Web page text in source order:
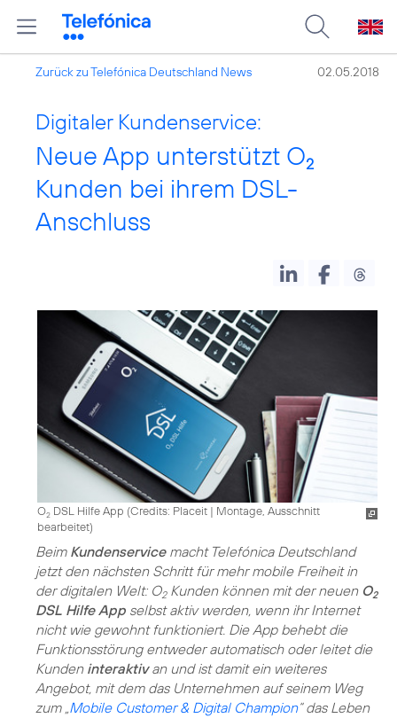
Zurück zu Telefónica Deutschland News 02.05.2018
Digitaler Kundenservice:
Neue App unterstützt O2
Kunden bei ihrem DSL-
Anschluss
O2 DSL Hilfe App (Credits: Placeit | Montage, Ausschnitt
bearbeitet)
Beim Kundenservicemacht Telefónica Deutschland
jetzt den nächsten Schritt für mehr mobile Freiheit in
der digitalen Welt: O2Kunden können mit der neuen O2
DSL Hilfe App selbst aktiv werden, wenn ihr Internet
nicht wie gewohnt funktioniert. Die App behebt die
Funktionsstörung entweder automatisch oder leitet die
Kunden interaktivan und ist damit ein weiteres
Angebot, mit dem das Unternehmen auf seinem Weg
zum „ Mobile Customer & Digital Champion“ das Leben